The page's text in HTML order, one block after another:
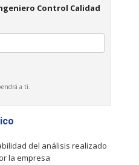
Control Calidad
a ti.
del análisis realizado
la empresa